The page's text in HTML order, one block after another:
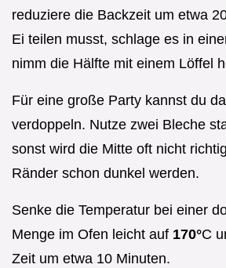
reduziere die Backzeit um etwa
Ei teilen musst, schlage es in
nimm die Hälfte mit einem Löffel
Für eine große Party kannst du
verdoppeln. Nutze zwei Bleche
sonst wird die Mitte oft nicht
Ränder schon dunkel werden.
Senke die Temperatur bei einer
Menge im Ofen leicht auf 170°C
Zeit um etwa 10 Minuten.